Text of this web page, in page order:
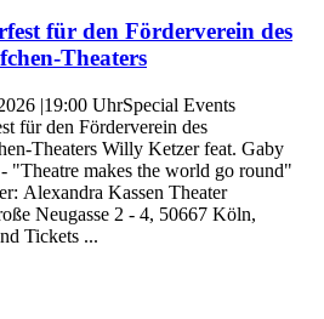
für den Förderverein des
Theaters
|19:00 UhrSpecial Events
für den Förderverein des
Theaters Willy Ketzer feat. Gaby
"Theatre makes the world go round"
Alexandra Kassen Theater
Neugasse 2 - 4, 50667 Köln,
Tickets ...